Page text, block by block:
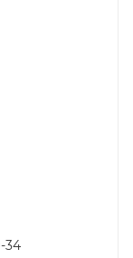
34